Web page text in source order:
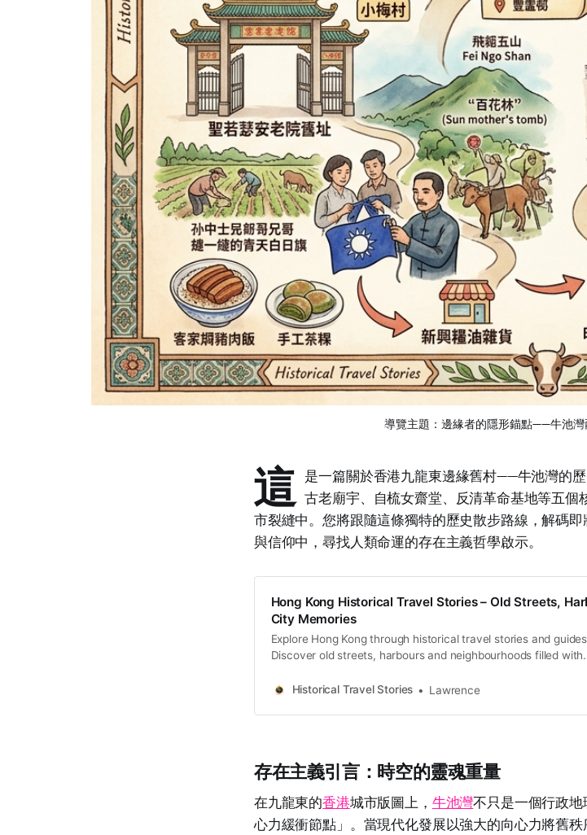
導覽主題：邊緣者的隱形錨點——牛池
這 是一篇關於香港九龍東邊緣舊村——牛池灣的
古老廟宇、自梳女齋堂、反清革命基地等五
市裂縫中。您將跟隨這條獨特的歷史散步路線，解碼
與信仰中，尋找人類命運的存在主義哲學啟示。
Hong Kong Historical Travel Stories – Old Streets,
City Memories
Explore Hong Kong through historical travel stories and
Discover old streets, harbours and neighbourhoods filled with
Historical Travel Stories
Lawrence
存在主義引言：時空的靈魂重量
在九龍東的香港城市版圖上， 牛池灣不只是一個行政
心力緩衝節點」。當現代化發展以強大的向心力將舊